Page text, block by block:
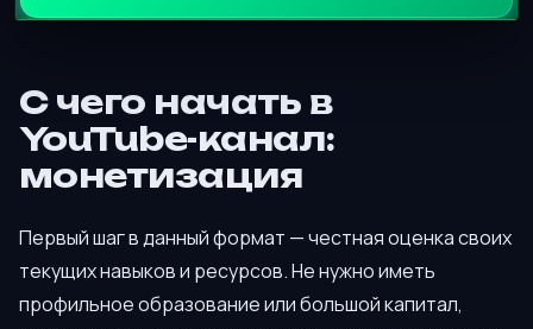
С чего начать в
YouTube-канал:
монетизация
Первый шаг в данный формат — честная оценка своих
текущих навыков и ресурсов. Не нужно иметь
профильное образование или большой капитал,